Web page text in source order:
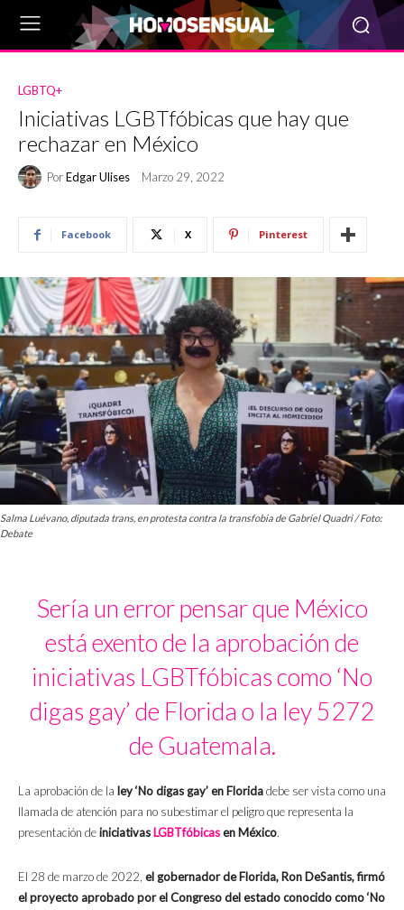
LGBTQ+
Iniciativas LGBTfóbicas que hay que
rechazar en México
PorEdgar Ulises Marzo 29, 2022
Facebook X Pinterest
Salma Luévano, diputada trans, en protesta contra la transfobia de Gabriel Quadri / Foto:
Debate
Sería un error pensar que México
está exento de la aprobación de
iniciativas LGBTfóbicas como ‘No
digas gay’ de Florida o la ley 5272
de Guatemala.
La aprobación de la ley ‘No digas gay’ en Floridadebe ser vista como una
llamada de atención para no subestimar el peligro que representa la
presentación deiniciativas LGBTfóbicasen México.
El 28 de marzo de 2022, el gobernador de Florida, Ron DeSantis, firmó
el proyecto aprobado por el Congreso del estado conocido como ‘No